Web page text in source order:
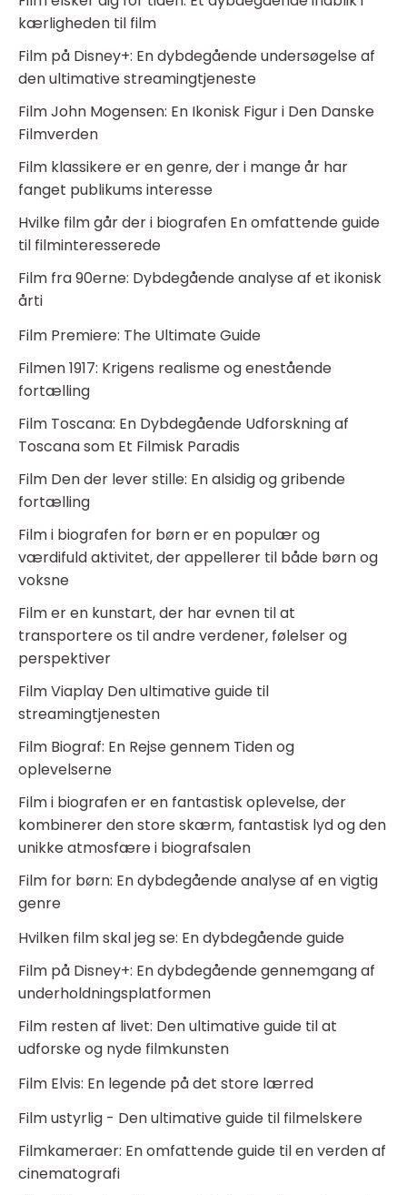
kærligheden til film
Film på Disney+: En dybdegående undersøgelse af
den ultimative streamingtjeneste
Film John Mogensen: En Ikonisk Figur i Den Danske
Filmverden
Film klassikere er en genre, der i mange år har
fanget publikums interesse
Hvilke film går der i biografen En omfattende guide
til filminteresserede
Film fra 90erne: Dybdegående analyse af et ikonisk
årti
Film Premiere: The Ultimate Guide
Filmen 1917: Krigens realisme og enestående
fortælling
Film Toscana: En Dybdegående Udforskning af
Toscana som Et Filmisk Paradis
Film Den der lever stille: En alsidig og gribende
fortælling
Film i biografen for børn er en populær og
værdifuld aktivitet, der appellerer til både børn og
voksne
Film er en kunstart, der har evnen til at
transportere os til andre verdener, følelser og
perspektiver
Film Viaplay Den ultimative guide til
streamingtjenesten
Film Biograf: En Rejse gennem Tiden og
oplevelserne
Film i biografen er en fantastisk oplevelse, der
kombinerer den store skærm, fantastisk lyd og den
unikke atmosfære i biografsalen
Film for børn: En dybdegående analyse af en vigtig
genre
Hvilken film skal jeg se: En dybdegående guide
Film på Disney+: En dybdegående gennemgang af
underholdningsplatformen
Film resten af livet: Den ultimative guide til at
udforske og nyde filmkunsten
Film Elvis: En legende på det store lærred
Film ustyrlig - Den ultimative guide til filmelskere
Filmkameraer: En omfattende guide til en verden af
cinematografi